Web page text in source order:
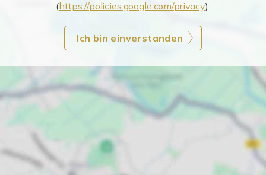
(https://policies.google.com/privacy).
Ich bin einverstanden